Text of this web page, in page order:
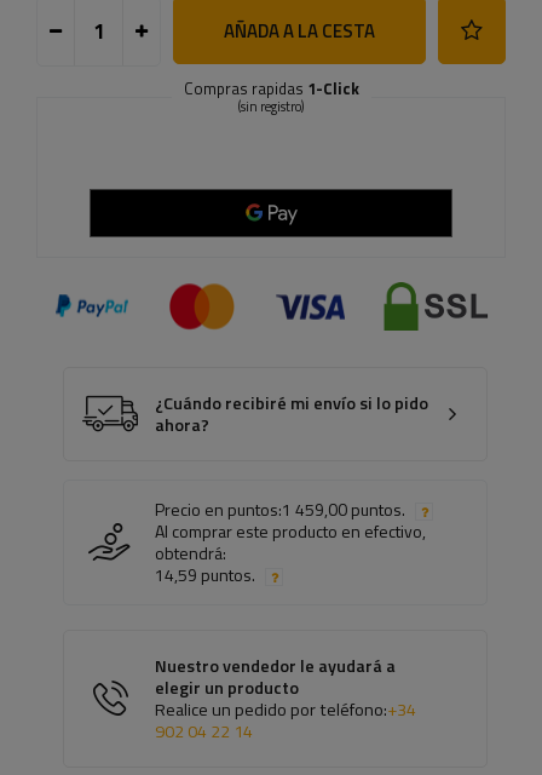
AÑADA A LA CESTA
Compras rapidas 1-Click
(sin registro)
¿Cuándo recibiré mi envío si lo pido
ahora?
Precio en puntos:1 459,00 puntos.
Al comprar este producto en efectivo,
obtendrá:
14,59 puntos.
Nuestro vendedor le ayudará a
elegir un producto
Realice un pedido por teléfono:+34
902 04 22 14